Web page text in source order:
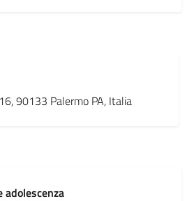
90133 Palermo PA, Italia
adolescenza